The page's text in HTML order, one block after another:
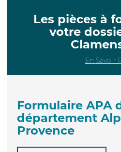
Les pièces à
votre
En Savoir
Formulaire APA
département
Provence